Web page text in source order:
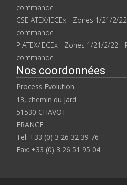
commande
CSE ATEX/IECEx - Zones 1/21/2/
commande
P ATEX/IECEx - Zones 1/21/2/22 -
commande
Nos coordonnées
Process Evolution
13, chemin du jard
51530 CHAVOT
FRANCE
Tel: +33 (0) 3 26 32 39 76
Fax: +33 (0) 3 26 51 95 04